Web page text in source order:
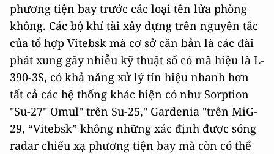
phương tiện bay trước các loại tên lửa phòng
không. Các bộ khí tài xây dựng trên nguyên tắc
của tổ hợp Vitebsk mà cơ sở căn bản là các đài
phát xung gây nhiễu kỹ thuật số có mã hiệu là L-
390-3S, có khả năng xử lý tín hiệu nhanh hơn
tất cả các hệ thống khác hiện có như Sorption
"Su-27" Omul" trên Su-25," Gardenia "trên MiG-
29, “Vitebsk” không những xác định được sóng
radar chiếu xạ phương tiện bay mà còn có thể